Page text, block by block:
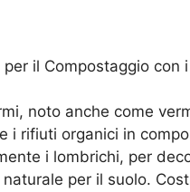
il Compostaggio con
noto anche come
i rifiuti organici in
i lombrichi, per
per il suolo.